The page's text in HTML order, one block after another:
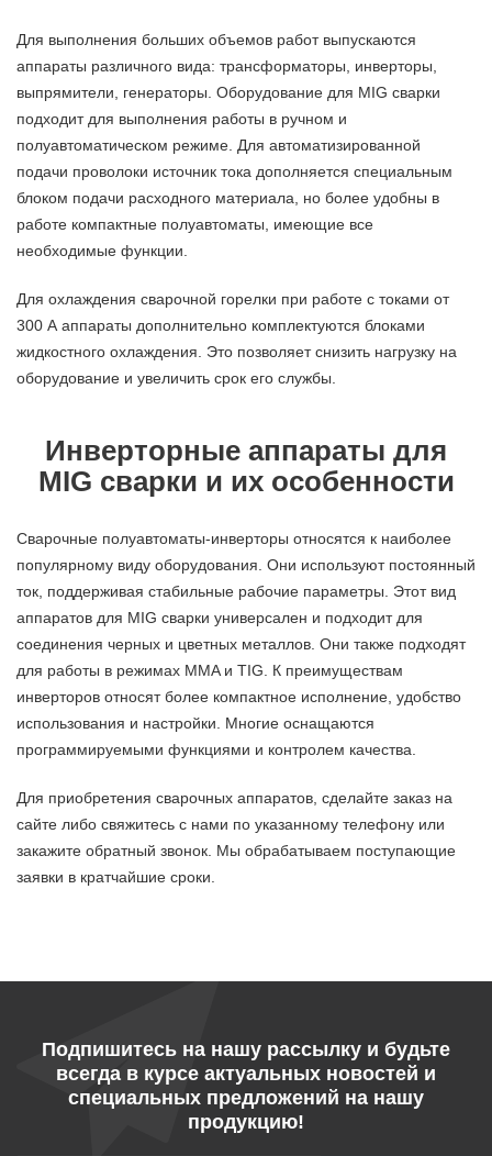
Для выполнения больших объемов работ выпускаются
аппараты различного вида: трансформаторы, инверторы,
выпрямители, генераторы. Оборудование для MIG сварки
подходит для выполнения работы в ручном и
полуавтоматическом режиме. Для автоматизированной
подачи проволоки источник тока дополняется специальным
блоком подачи расходного материала, но более удобны в
работе компактные полуавтоматы, имеющие все
необходимые функции.
Для охлаждения сварочной горелки при работе с токами от
300 А аппараты дополнительно комплектуются блоками
жидкостного охлаждения. Это позволяет снизить нагрузку на
оборудование и увеличить срок его службы.
Инверторные аппараты для
MIG сварки и их особенности
Сварочные полуавтоматы-инверторы относятся к наиболее
популярному виду оборудования. Они используют постоянный
ток, поддерживая стабильные рабочие параметры. Этот вид
аппаратов для MIG сварки универсален и подходит для
соединения черных и цветных металлов. Они также подходят
для работы в режимах MMA и TIG. К преимуществам
инверторов относят более компактное исполнение, удобство
использования и настройки. Многие оснащаются
программируемыми функциями и контролем качества.
Для приобретения сварочных аппаратов, сделайте заказ на
сайте либо свяжитесь с нами по указанному телефону или
закажите обратный звонок. Мы обрабатываем поступающие
заявки в кратчайшие сроки.
Подпишитесь на нашу рассылку и будьте
всегда в курсе актуальных новостей и
специальных предложений на нашу
продукцию!